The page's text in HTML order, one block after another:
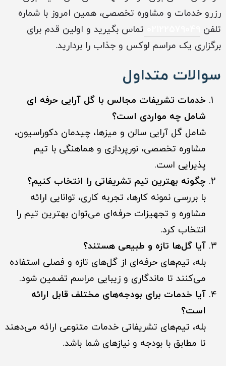
رزرو خدمات و مشاوره تخصصی، همین امروز با شماره
تلفن
تماس بگیرید و اولین قدم برای
برگزاری یک مراسم لوکس و جذاب را بردارید.
سوالات متداول
خدمات تشریفات مجالس با گل آرایی حرفه ای
شامل چه مواردی است؟
شامل گل آرایی سالن و میزها، چیدمان دکوراسیون،
مشاوره تخصصی، نورپردازی و هماهنگی با تیم
پذیرایی است.
چگونه بهترین تیم تشریفاتی را انتخاب کنیم؟
با بررسی نمونه کارها، تجربه کاری، توانایی ارائه
مشاوره و تجهیزات حرفه‌ای می‌توان بهترین تیم را
انتخاب کرد.
آیا گل‌ها تازه و طبیعی هستند؟
بله، تیم‌های حرفه‌ای از گل‌های تازه و فصلی استفاده
می‌کنند تا ماندگاری و زیبایی مراسم تضمین شود.
آیا خدمات برای بودجه‌های مختلف قابل ارائه
است؟
بله، تیم‌های تشریفاتی خدمات متنوعی ارائه می‌دهند
تا مطابق با بودجه و نیازهای شما باشد.